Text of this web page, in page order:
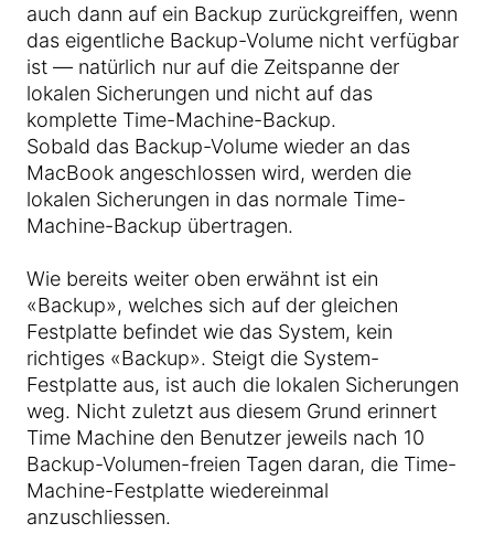
auch dann auf ein Backup zurückgreiffen, wenn
das eigentliche Backup-Volume nicht verfügbar
ist — natürlich nur auf die Zeitspanne der
lokalen Sicherungen und nicht auf das
komplette Time-Machine-Backup.
Sobald das Backup-Volume wieder an das
MacBook angeschlossen wird, werden die
lokalen Sicherungen in das normale Time-
Machine-Backup übertragen.
Wie bereits weiter oben erwähnt ist ein
«Backup», welches sich auf der gleichen
Festplatte befindet wie das System, kein
richtiges «Backup». Steigt die System-
Festplatte aus, ist auch die lokalen Sicherungen
weg. Nicht zuletzt aus diesem Grund erinnert
Time Machine den Benutzer jeweils nach 10
Backup-Volumen-freien Tagen daran, die Time-
Machine-Festplatte wiedereinmal
anzuschliessen.